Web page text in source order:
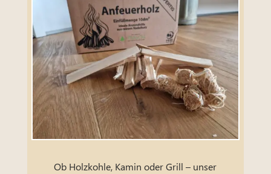
Ob Holzkohle, Kamin oder Grill – unser